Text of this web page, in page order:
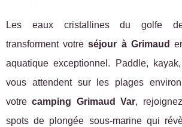
Les eaux cristallines du golfe de
transforment votreséjour à Grimaud
aquatique exceptionnel. Paddle,
vous attendent sur les plages
votrecamping Grimaud Var,
spots de plongée sous-marine qui